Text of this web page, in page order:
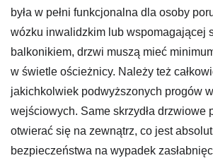
była w pełni funkcjonalna dla osoby
wózku inwalidzkim lub wspomagającej
balkonikiem, drzwi muszą mieć
w świetle ościeżnicy. Należy też
jakichkolwiek podwyższonych progów
wejściowych. Same skrzydła drzwiowe
otwierać się na zewnątrz, co jest
bezpieczeństwa na wypadek